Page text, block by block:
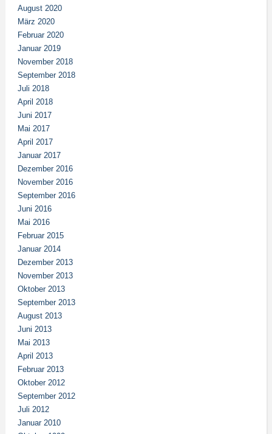
August 2020
März 2020
Februar 2020
Januar 2019
November 2018
September 2018
Juli 2018
April 2018
Juni 2017
Mai 2017
April 2017
Januar 2017
Dezember 2016
November 2016
September 2016
Juni 2016
Mai 2016
Februar 2015
Januar 2014
Dezember 2013
November 2013
Oktober 2013
September 2013
August 2013
Juni 2013
Mai 2013
April 2013
Februar 2013
Oktober 2012
September 2012
Juli 2012
Januar 2010